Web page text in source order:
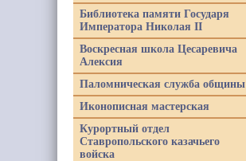
Библиотека памяти Государя
Императора Николая II
Воскресная школа Цесаревича
Алексия
Паломническая служба общины
Иконописная мастерская
Курортный отдел
Ставропольского казачьего
войска